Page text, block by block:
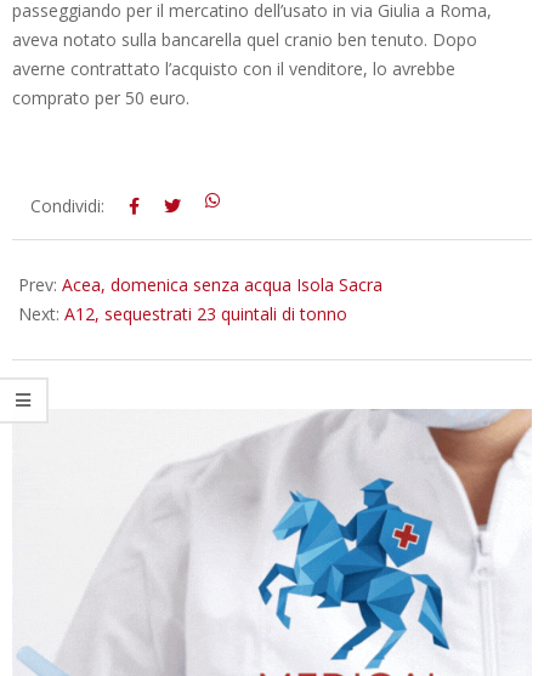
passeggiando per il mercatino dell’usato in via Giulia a Roma,
aveva notato sulla bancarella quel cranio ben tenuto. Dopo
averne contrattato l’acquisto con il venditore, lo avrebbe
comprato per 50 euro.
2016-
Condividi:
Prev: Acea, domenica senza acqua Isola Sacra
Next: A12, sequestrati 23 quintali di tonno